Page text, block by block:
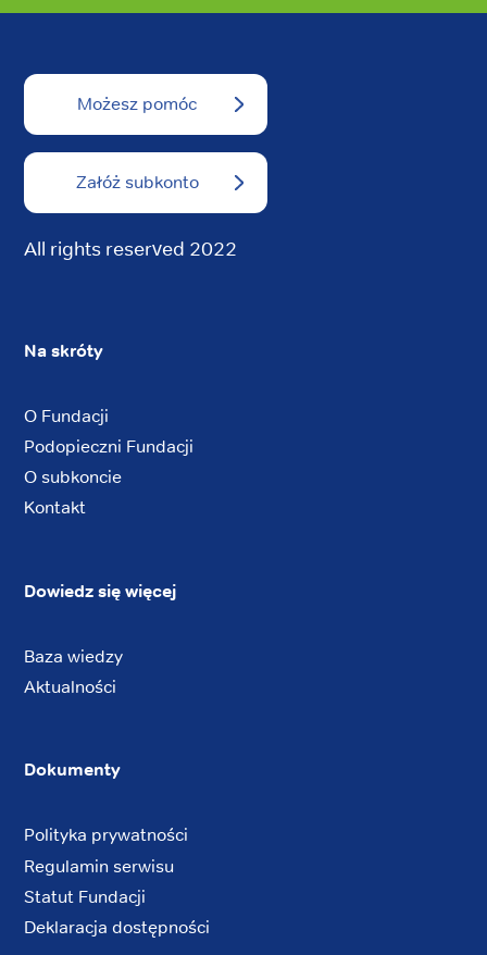
Możesz pomóc
Załóż subkonto
All rights reserved 2022
Na skróty
O Fundacji
Podopieczni Fundacji
O subkoncie
Kontakt
Dowiedz się więcej
Baza wiedzy
Aktualności
Dokumenty
Polityka prywatności
Regulamin serwisu
Statut Fundacji
Deklaracja dostępności